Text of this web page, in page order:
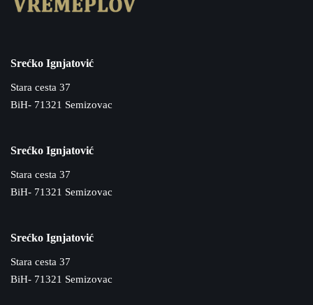
Srećko Ignjatović
Stara cesta 37
BiH- 71321 Semizovac
Srećko Ignjatović
Stara cesta 37
BiH- 71321 Semizovac
Srećko Ignjatović
Stara cesta 37
BiH- 71321 Semizovac